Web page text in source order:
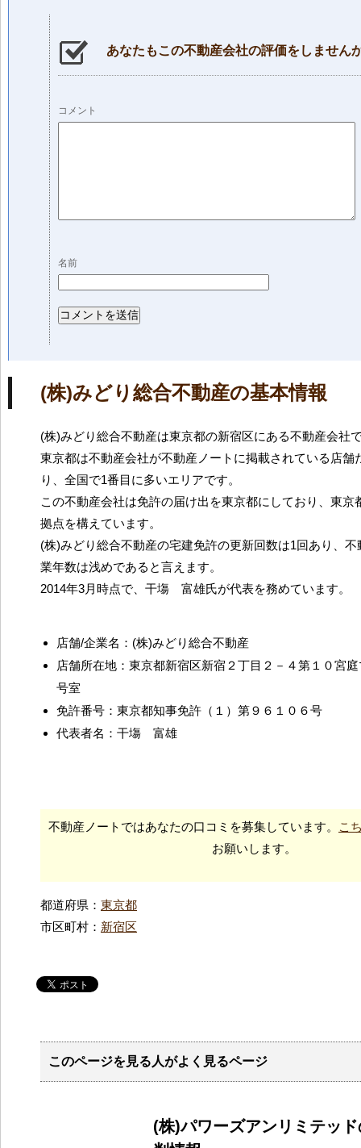
あなたもこの不動産会社の評価をしません
コメント
名前
(株)みどり総合不動産の基本情報
(株)みどり総合不動産は東京都の新宿区にある不動産会社
東京都は不動産会社が不動産ノートに掲載されている店舗
り、全国で1番目に多いエリアです。
この不動産会社は免許の届け出を東京都にしており、東京
拠点を構えています。
(株)みどり総合不動産の宅建免許の更新回数は1回あり、
業年数は浅めであると言えます。
2014年3月時点で、干塲 富雄氏が代表を務めています。
店舗/企業名：(株)みどり総合不動産
店舗所在地：東京都新宿区新宿２丁目２－４第１０宮
号室
免許番号：東京都知事免許（１）第９６１０６号
代表者名：干塲 富雄
不動産ノートではあなたの口コミを募集しています。
こ
お願いします。
都道府県： 東京都
市区町村： 新宿区
このページを見る人がよく見るページ
(株)パワーズアンリミテッ